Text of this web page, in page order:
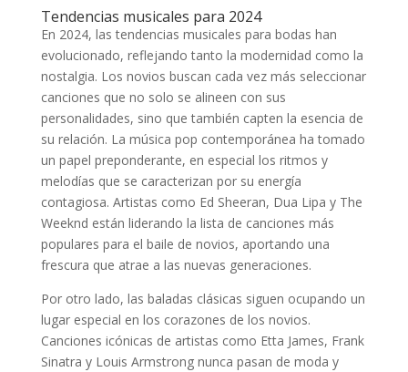
Tendencias musicales para 2024
En 2024, las tendencias musicales para bodas han
evolucionado, reflejando tanto la modernidad como la
nostalgia. Los novios buscan cada vez más seleccionar
canciones que no solo se alineen con sus
personalidades, sino que también capten la esencia de
su relación. La música pop contemporánea ha tomado
un papel preponderante, en especial los ritmos y
melodías que se caracterizan por su energía
contagiosa. Artistas como Ed Sheeran, Dua Lipa y The
Weeknd están liderando la lista de canciones más
populares para el baile de novios, aportando una
frescura que atrae a las nuevas generaciones.
Por otro lado, las baladas clásicas siguen ocupando un
lugar especial en los corazones de los novios.
Canciones icónicas de artistas como Etta James, Frank
Sinatra y Louis Armstrong nunca pasan de moda y